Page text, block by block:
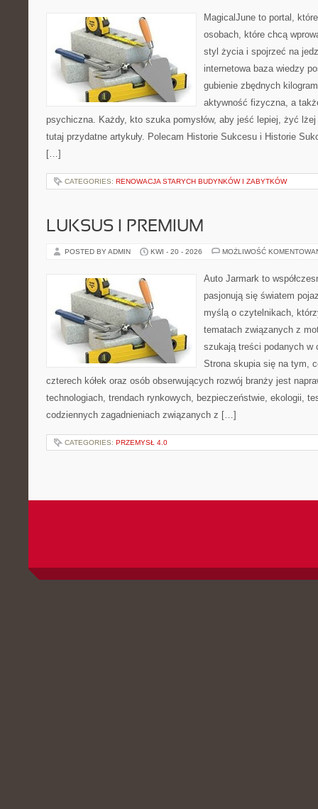
MagicalJune to portal,
osobach, które chcą
styl życia i spojrzeć na
internetowa baza wiedzy
gubienie zbędnych
aktywność fizyczna, a
psychiczna. Każdy, kto szuka pomysłów, aby jeść lepiej, żyć
tutaj przydatne artykuły. Polecam Historie Sukcesu i Historie
[…]
CATEGORIES: RENOWACJA STARYCH BUDYNKÓW I ZABYTKÓW
LUKSUS I PREMIUM
POSTED BY ADMIN KWI - 20 - 2026 MOŻLIWOŚĆ
Auto Jarmark to
pasjonują się światem
myślą o czytelnikach,
tematach związanych z
szukają treści podanych
Strona skupia się na tym,
czterech kółek oraz osób obserwujących rozwój branży jest
technologiach, trendach rynkowych, bezpieczeństwie, ekologii,
codziennych zagadnieniach związanych z […]
CATEGORIES: PRZEMYSŁ 4.0